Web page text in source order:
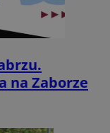
na Zaborze